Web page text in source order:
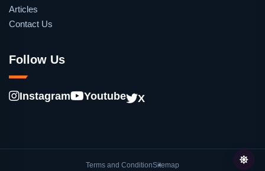
Articles
Contact Us
Follow Us
Instagram Youtube X
Terms and ConditionSitemap